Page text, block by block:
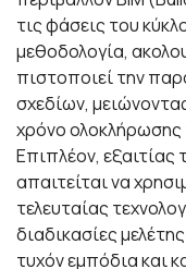
τις φάσεις του
μεθοδολογία,
πιστοποιεί την
σχεδίων,
χρόνο
Επιπλέον,
απαιτείται να
τελευταίας
διαδικασίες
τυχόν εμπόδια και